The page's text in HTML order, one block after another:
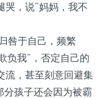
哭，说“妈妈，我不
咎于自己，频繁
负我”，否定自己的
流，甚至刻意回避集
分孩子还会因为被霸